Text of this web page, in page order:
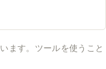
ます。ツールを使うこと